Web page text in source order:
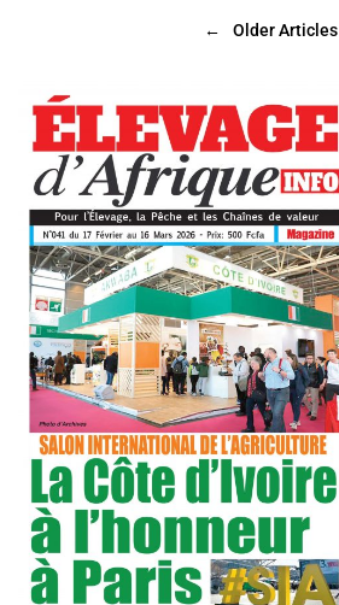
← Older Articles